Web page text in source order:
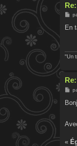
M
s
En
"Un
M
s
e
«